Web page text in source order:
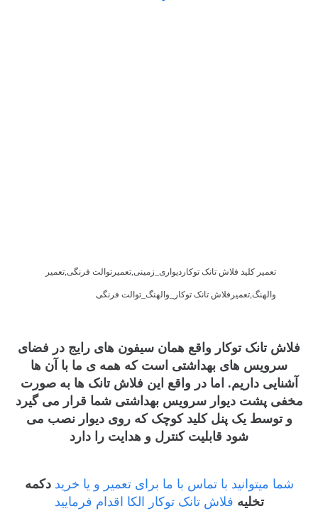
تعمیر کلید فلاش تانک توکاردیواری_زمینی,تعمیرتوالت فرنگی,تعمیر
والهنگ,تعمیرفلاش تانک توکار_والهنگ_توالت فرنگی
فلاش تانک توکار واقع همان سیفون های رایج در فضای
سرویس های بهداشتی است که همه ی ما با آن ها
آشنایی داریم. اما در واقع این فلاش تانک ها به صورت
مخفی پشت دیوار سرویس بهداشتی شما قرار می گیرد
و توسط یک پنل کلید کوچک که روی دیوار نصب می
شود قابلیت کنترل و هدایت را دارد
شما میتوانید با تماس با ما برای تعمیر و یا خرید دکمه
تخلیه فلاش تانک توکار الکا اقدام فرمایید